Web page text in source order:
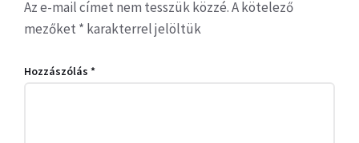
Az e-mail címet nem tesszük közzé.A kötelező
mezőket * karakterrel jelöltük
Hozzászólás *